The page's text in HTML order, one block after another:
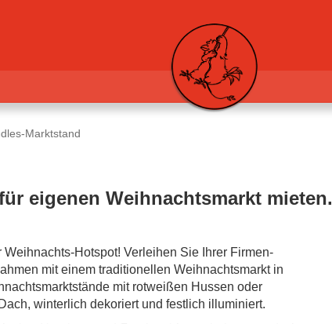
Marktstand
eigenen Weihnachtsmarkt mieten.
Hotspot! Verleihen Sie Ihrer Firmen-
mit einem traditionellen Weihnachts­markt in
mit rotweißen Hussen oder
winterlich dekoriert und festlich illuminiert.